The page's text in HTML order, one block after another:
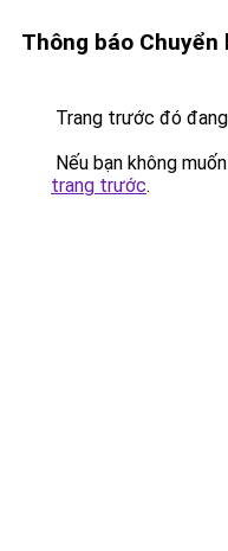
Thông báo Chuyển
Trang trước đó
Nếu bạn không
trang trước.